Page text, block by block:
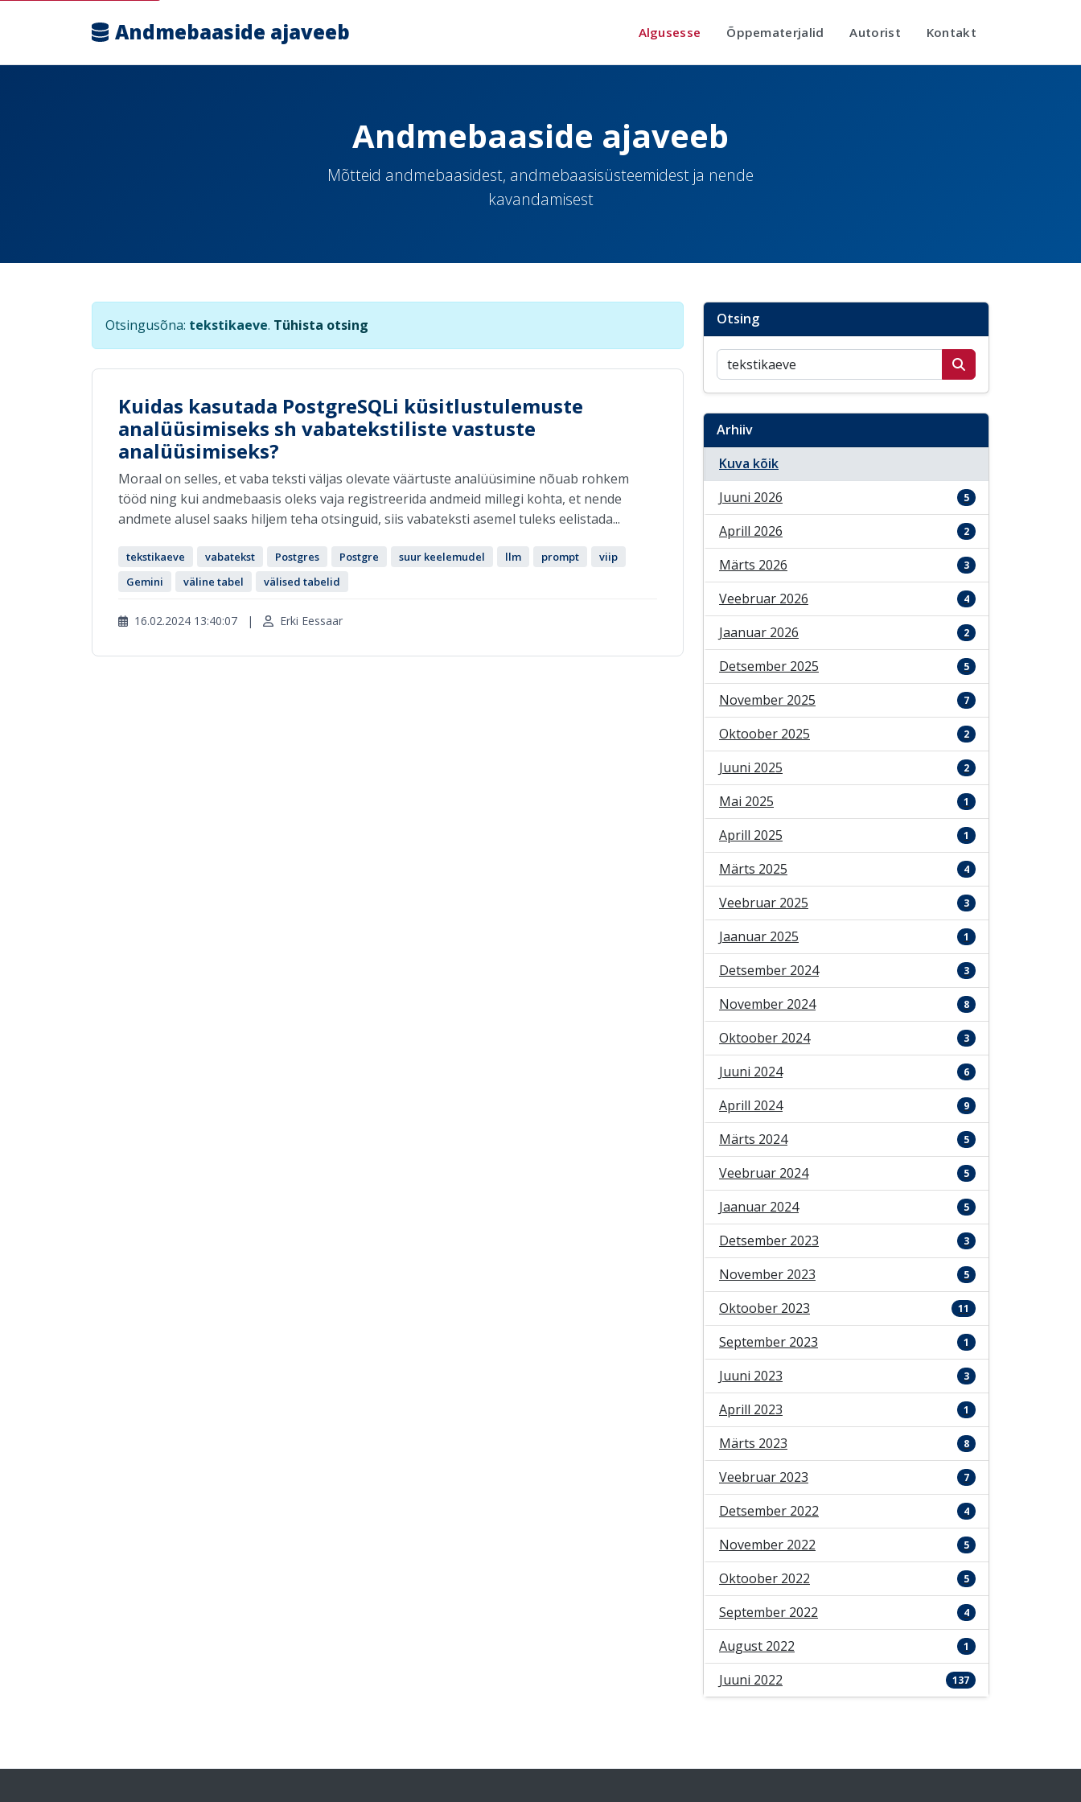
Andmebaaside ajaveeb Algusesse Õppematerjalid Autorist Kontakt
Andmebaaside ajaveeb
Mõtteid andmebaasidest, andmebaasisüsteemidest ja nende
kavandamisest
Otsingusõna: tekstikaeve. Tühista otsing
Kuidas kasutada PostgreSQLi küsitlustulemuste
analüüsimiseks sh vabatekstiliste vastuste
analüüsimiseks?
Moraal on selles, et vaba teksti väljas olevate väärtuste analüüsimine nõuab rohkem
tööd ning kui andmebaasis oleks vaja registreerida andmeid millegi kohta, et nende
andmete alusel saaks hiljem teha otsinguid, siis vabateksti asemel tuleks eelistada...
tekstikaeve vabatekst Postgres Postgre suur keelemudel llm prompt
viip
Gemini
väline tabel välised tabelid
16.02.2024 13:40:07 | Erki Eessaar
Otsing
Otsi postitusi
Arhiiv
Kuva kõik
Juuni 2026
5
Aprill 2026 2
Märts 2026 3
Veebruar 2026 4
Jaanuar 2026 2
Detsember 2025 5
November 2025 7
Oktoober 2025 2
Juuni 2025 2
Mai 2025 1
Aprill 2025 1
Märts 2025 4
Veebruar 2025 3
Jaanuar 2025 1
Detsember 2024 3
November 2024 8
Oktoober 2024 3
Juuni 2024 6
Aprill 2024 9
Märts 2024 5
Veebruar 2024 5
Jaanuar 2024 5
Detsember 2023 3
November 2023 5
Oktoober 2023 11
September 2023 1
Juuni 2023 3
Aprill 2023 1
Märts 2023 8
Veebruar 2023 7
Detsember 2022 4
November 2022 5
Oktoober 2022 5
September 2022 4
August 2022 1
Juuni 2022 137